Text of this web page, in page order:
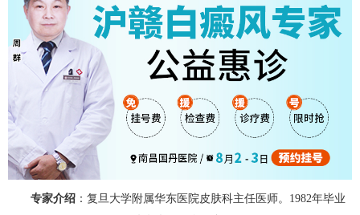
专家介绍 ：复旦大学附属华东医院皮肤科主任医师。1982年毕业